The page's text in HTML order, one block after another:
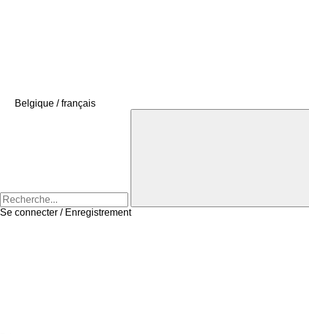
Belgique / français
Se connecter / Enregistrement